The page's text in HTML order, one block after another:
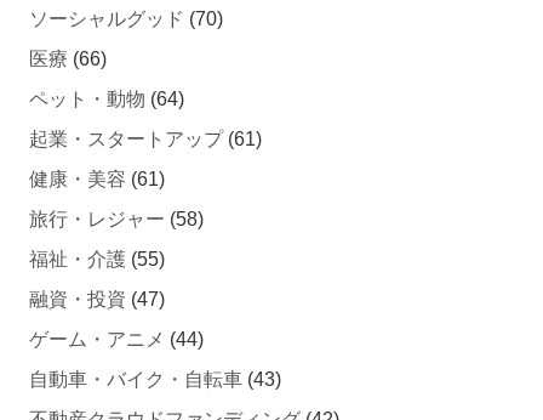
医療 (66)
ペット・動物
起業・スタートアップ
健康・美容 (61)
旅行・レジャー
福祉・介護(55)
融資・投資 (47)
ゲーム・アニメ
自動車・バイク・自転車
不動産クラウドファンディング